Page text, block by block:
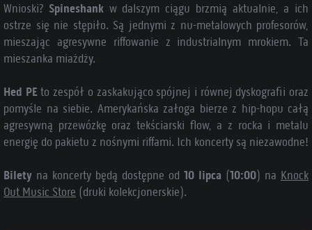
Wnioski? Spineshankw dalszym ciągu brzmią aktualnie, a ich
ostrze się nie stępiło. Są jednymi z nu-metalowych profesorów,
mieszając agresywne riffowanie z industrialnym mrokiem. Ta
mieszanka miażdży.
Hed PEto zespół o zaskakująco spójnej i równej dyskografii oraz
pomyśle na siebie. Amerykańska załoga bierze z hip-hopu całą
agresywną przewózkę oraz tekściarski flow, a z rocka i metalu
energię do pakietu z nośnymi riffami. Ich koncerty są niezawodne!
Bilety na koncerty będą dostępne od 10 lipca (10:00) na Knock
Out Music Store (druki kolekcjonerskie).